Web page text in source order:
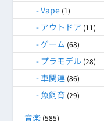
Vape (1)
アウトドア (11)
ゲーム (68)
プラモデル (28)
車関連 (86)
魚飼育 (29)
音楽 (585)